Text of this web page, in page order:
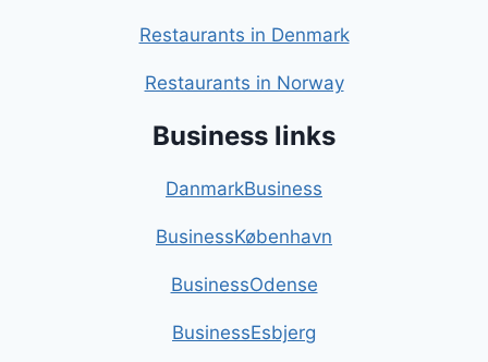
Restaurants in Denmark
Restaurants in Norway
Business links
DanmarkBusiness
BusinessKøbenhavn
BusinessOdense
BusinessEsbjerg